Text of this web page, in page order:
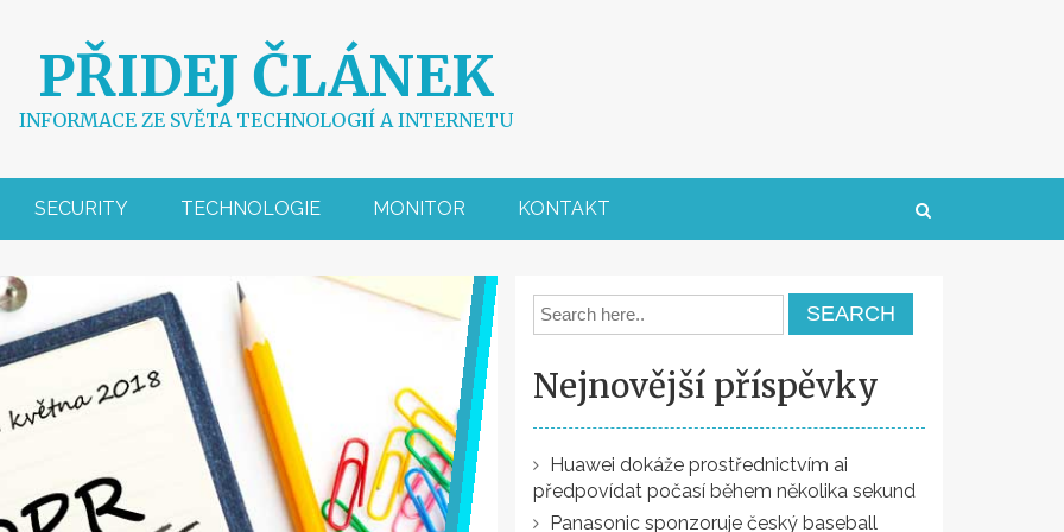
PŘIDEJ ČLÁNEK
INFORMACE ZE SVĚTA TECHNOLOGIÍ A INTERNETU
SECURITY TECHNOLOGIE MONITOR KONTAKT
Nejnovější příspěvky
Huawei dokáže prostřednictvím ai
předpovídat počasí během několika sekund
Panasonic sponzoruje český baseball